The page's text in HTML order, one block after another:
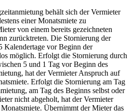
behält sich der Vermieter
einer Monatsmiete zu
von einem bereits gezeichneten
zurücktreten. Die Stornierung der
Kalendertage vor Beginn der
möglich. Erfolgt die Stornierung durch
5 und 1 Tag vor Beginn des
hat der Vermieter Anspruch auf
Erfolgt die Stornierung am Tag
am Tag des Beginns selbst oder
nicht abgeholt, hat der Vermieter
Übernimmt der Mieter das